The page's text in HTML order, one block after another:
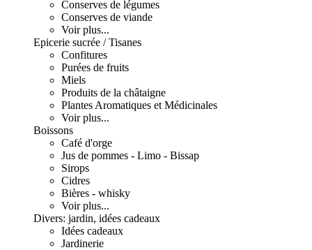
Conserves de légumes
Conserves de viande
Voir plus...
Epicerie sucrée / Tisanes
Confitures
Purées de fruits
Miels
Produits de la châtaigne
Plantes Aromatiques et Médicinales
Voir plus...
Boissons
Café d'orge
Jus de pommes - Limo - Bissap
Sirops
Cidres
Bières - whisky
Voir plus...
Divers: jardin, idées cadeaux
Idées cadeaux
Jardinerie